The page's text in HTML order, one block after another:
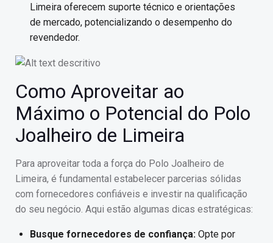
Limeira oferecem suporte técnico e orientações
de mercado, potencializando o desempenho do
revendedor.
Como Aproveitar ao
Máximo o Potencial do Polo
Joalheiro de Limeira
Para aproveitar toda a força do Polo Joalheiro de
Limeira, é fundamental estabelecer parcerias sólidas
com fornecedores confiáveis e investir na qualificação
do seu negócio. Aqui estão algumas dicas estratégicas:
Busque fornecedores de confiança: Opte por